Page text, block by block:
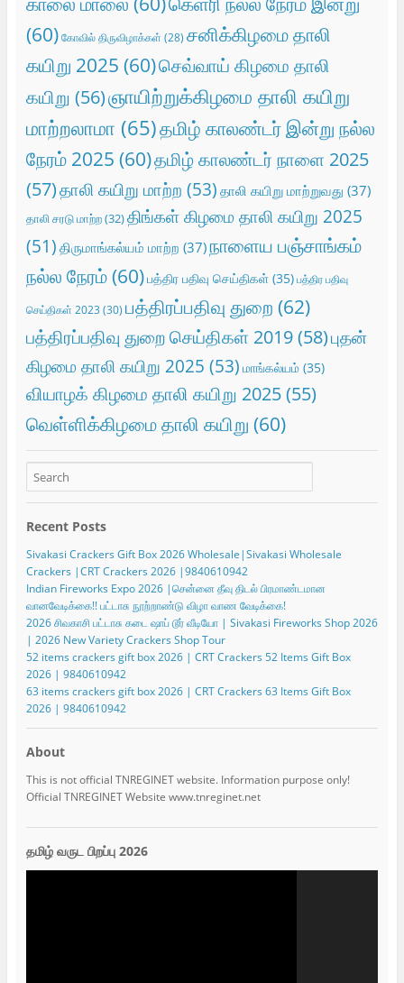
(60) கோவில் திருவிழாக்கள் (28) சனிக்கிழமை தாலி
கயிறு 2025 (60)செவ்வாய் கிழமை தாலி
கயிறு (56)ஞாயிற்றுக்கிழமை தாலி கயிறு
மாற்றலாமா (65)தமிழ் காலண்டர் இன்று நல்ல
நேரம் 2025 (60)தமிழ் காலண்டர் நாளை 2025
(57)தாலி கயிறு மாற்ற (53) தாலி கயிறு மாற்றுவது (37)
தாலி சரடு மாற்ற(32)திங்கள் கிழமை தாலி கயிறு 2025
(51) திருமாங்கல்யம் மாற்ற (37)நாளைய பஞ்சாங்கம்
நல்ல நேரம்(60)பத்திர பதிவு செய்திகள்(35) பத்திர பதிவு
செய்திகள் 2023 (30) பத்திரப்பதிவு துறை (62)
பத்திரப்பதிவு துறை செய்திகள் 2019(58)புதன்
கிழமை தாலி கயிறு 2025 (53) மாங்கல்யம்(35)
வியாழக் கிழமை தாலி கயிறு 2025(55)
வெள்ளிக்கிழமை தாலி கயிறு (60)
Recent Posts
Sivakasi Crackers Gift Box 2026 Wholesale|Sivakasi Wholesale
Crackers |CRT Crackers 2026 |9840610942
Indian Fireworks Expo 2026 |சென்னை தீவு திடல் பிரமாண்டமான
வானவேடிக்கை!! பட்டாசு நூற்றாண்டு விழா வாண வேடிக்கை!
2026 சிவகாசி பட்டாசு கடை ஷாப் டூர் வீடியோ | Sivakasi Fireworks Shop 2026
| 2026 New Variety Crackers Shop Tour
52 items crackers gift box 2026 | CRT Crackers 52 Items Gift Box
2026 | 9840610942
63 items crackers gift box 2026 | CRT Crackers 63 Items Gift Box
2026 | 9840610942
About
This is not official TNREGINET website. Information purpose only!
Official TNREGINET Website www.tnreginet.net
தமிழ் வருட பிறப்பு 2026